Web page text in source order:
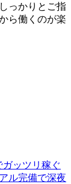
っかりとご指
ら働くのが楽
ガッツリ稼ぐ
ル完備で深夜